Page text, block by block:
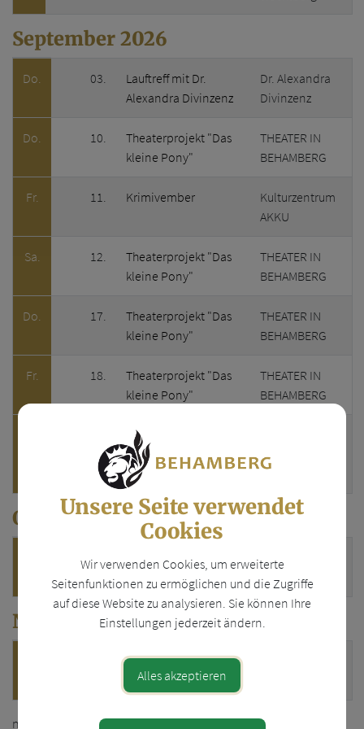
September 2026
Wochentag Datum Titel Veranstaltungsstätte
Do. 03.
Lauftreff mit Dr.
Alexandra Divinzenz
Dr. Alexandra
Divinzenz
Do. 10.
Theaterprojekt "Das
kleine Pony"
THEATER IN
BEHAMBERG
Fr. 11. Krimivember
Kulturzentrum
AKKU
Sa. 12.
Theaterprojekt "Das
kleine Pony"
THEATER IN
BEHAMBERG
Do. 17.
Theaterprojekt "Das
kleine Pony"
THEATER IN
BEHAMBERG
Fr. 18.
Theaterprojekt "Das
kleine Pony"
THEATER IN
BEHAMBERG
MitRadln
Mostviertel
Ursprung
Oktober 2026
Wochentag Titel Veranstaltungsstätte
25. Behamberger Kirtag
Gemeinde
Behamberg
November 2026
Datum Titel Veranstaltungsstätte
Herbstkonzert MV
Wachtberg
neue Veranstaltung eintragen
Unsere Seite verwendet
Cookies
Wir verwenden Cookies, um erweiterte
Seitenfunktionen zu ermöglichen und die Zugriffe
auf diese Website zu analysieren. Sie können Ihre
Einstellungen jederzeit ändern.
Alles akzeptieren